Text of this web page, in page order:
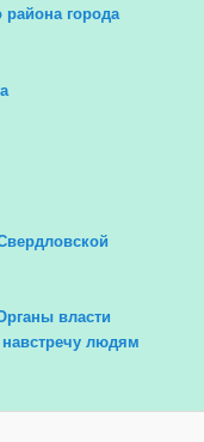
города
власти
людям